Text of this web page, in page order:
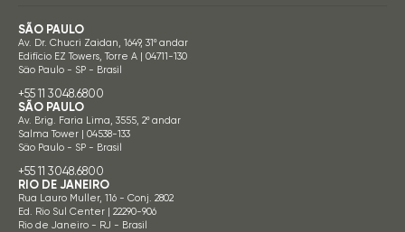
SÃO PAULO
Av. Dr. Chucri Zaidan, 1649, 31º andar
Edifício EZ Towers, Torre A | 04711-130
São Paulo - SP - Brasil
+55 11 3048.6800
SÃO PAULO
Av. Brig. Faria Lima, 3555, 2º andar
Salma Tower | 04538-133
São Paulo - SP - Brasil
+55 11 3048.6800
RIO DE JANEIRO
Rua Lauro Muller, 116 - Conj. 2802
Ed. Rio Sul Center | 22290-906
Rio de Janeiro - RJ - Brasil